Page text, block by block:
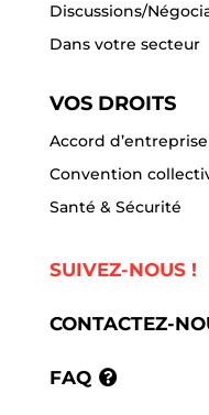
Discussions/
Dans votre secteur
VOS DROITS
Accord d’entreprise
Convention
Santé & Sécurité
SUIVEZ-NOUS !
CONTACTEZ-
FAQ